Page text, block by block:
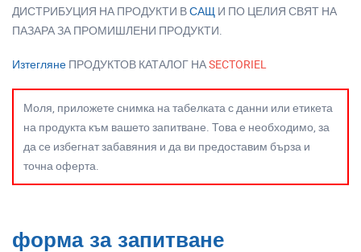
ДИСТРИБУЦИЯ НА ПРОДУКТИ ВСАЩ И ПО ЦЕЛИЯ СВЯТ НА
ПАЗАРА ЗА ПРОМИШЛЕНИ ПРОДУКТИ.
Изтегляне ПРОДУКТОВ КАТАЛОГ НАSECTORIEL
Моля, приложете снимка на табелката с данни или етикета
на продукта към вашето запитване. Това е необходимо, за
да се избегнат забавяния и да ви предоставим бърза и
точна оферта.
форма за запитване